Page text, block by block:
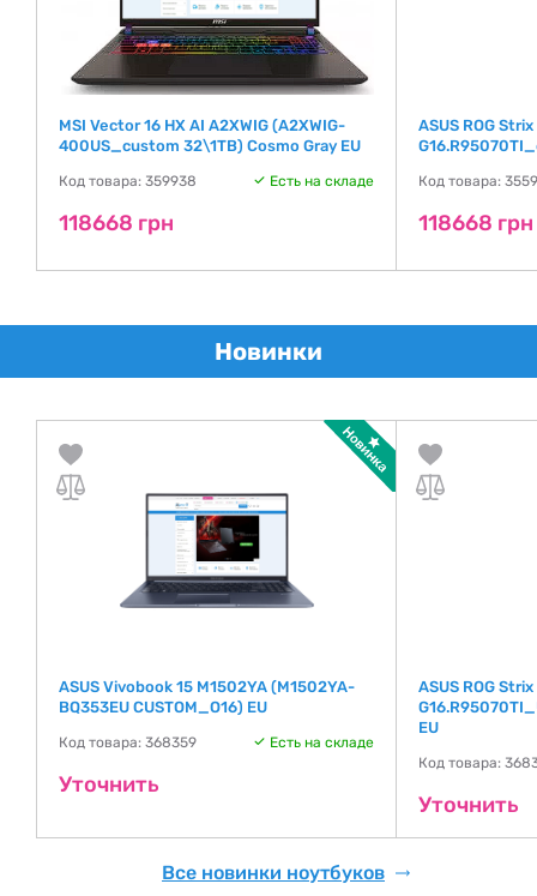
MSI Vector 16 HX AI A2XWIG (A2XWIG-
400US_custom 32\1TB) Cosmo Gray EU
Код товара: 359938 Есть на складе
118668 грн
ASUS ROG
Код товара:
118668 грн
Новинки
ASUS Vivobook 15 M1502YA (M1502YA-
BQ353EU CUSTOM_O16) EU
Код товара: 368359 Есть на складе
Уточнить
ASUS ROG
EU
Код товара:
Уточнить
Все новинки ноутбуков